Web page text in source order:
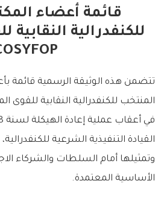
قائمة أعضاء
للكنفدرالية النقابية
تتضمن هذه الوثيقة الرسمية قائمة
المنتخب للكنفدرالية النقابية للقوى
القيادة التنفيذية الشرعية
وتمثيلها أمام السلطات والشركاء
الأساسية المعتمدة.